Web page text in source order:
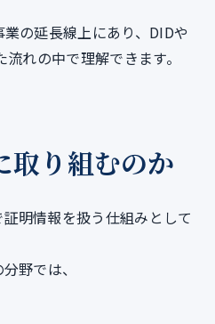
の延長線上にあり、DIDや
れの中で理解できます。
り組むのか
明情報を扱う仕組みとして
野では、